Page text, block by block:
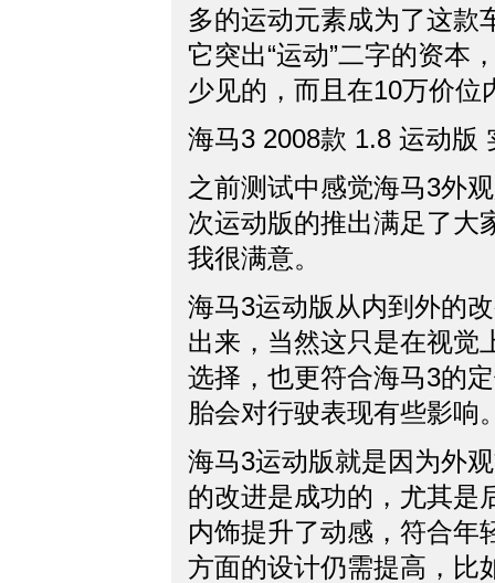
多的运动元素成为了这款
它突出“运动”二字的资本
少见的，而且在10万价位
海马3 2008款 1.8 运动版
之前测试中感觉海马3外
次运动版的推出满足了大
我很满意。
海马3运动版从内到外的
出来，当然这只是在视觉
选择，也更符合海马3的
胎会对行驶表现有些影响
海马3运动版就是因为外
的改进是成功的，尤其是
内饰提升了动感，符合年
方面的设计仍需提高，比